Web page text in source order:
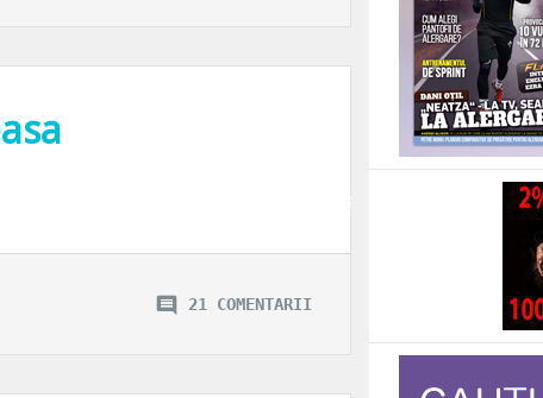
regizata de Jesus Del Cerro și produsa de Alma Sarbu. Iar filmările
21 COMENTARII